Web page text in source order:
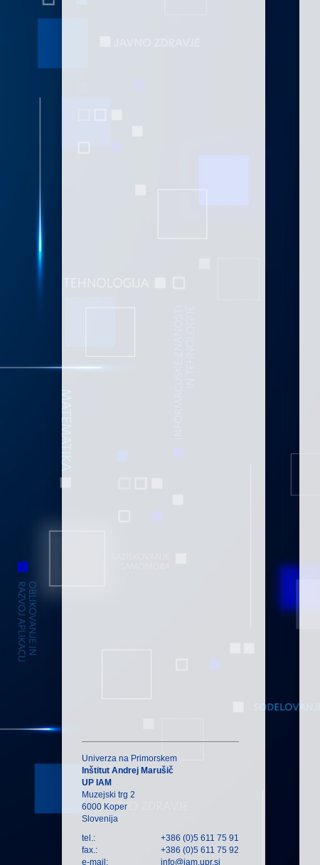
Univerza na Primorskem
Inštitut Andrej Marušič
UP IAM
Muzejski trg 2
6000 Koper
Slovenija
tel.:
+386 (0)5 611 75 91
fax.:
+386 (0)5 611 75 92
e-mail:
info@iam.upr.si